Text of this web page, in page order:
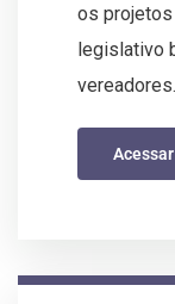
os
legislativo
vereadores.
Acessar